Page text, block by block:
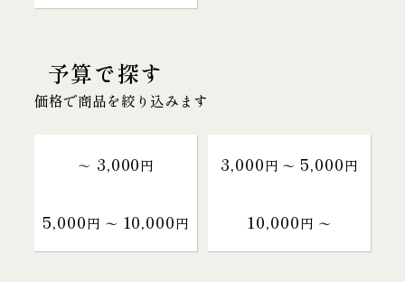
予算で探す
価格で商品を絞り込みます
～ 3,000円 3,000円 〜 5,000円
5,000円 〜 10,000円 10,000円 〜